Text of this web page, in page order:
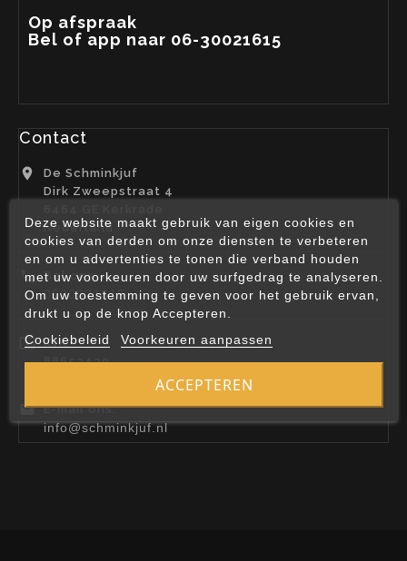
Op afspraak
Bel of app naar 06-30021615
Contact

De Schminkjuf
Dirk Zweepstraat 4
Nederland
 Bel ons:
0630021615
 KvK:
88653439
 E-mail ons:
info@schminkjuf.nl
Deze website maakt gebruik van eigen cookies en
cookies van derden om onze diensten te verbeteren
en om u advertenties te tonen die verband houden
met uw voorkeuren door uw surfgedrag te analyseren.
Om uw toestemming te geven voor het gebruik ervan,
drukt u op de knop Accepteren.
Cookiebeleid
Voorkeuren aanpassen
ACCEPTEREN